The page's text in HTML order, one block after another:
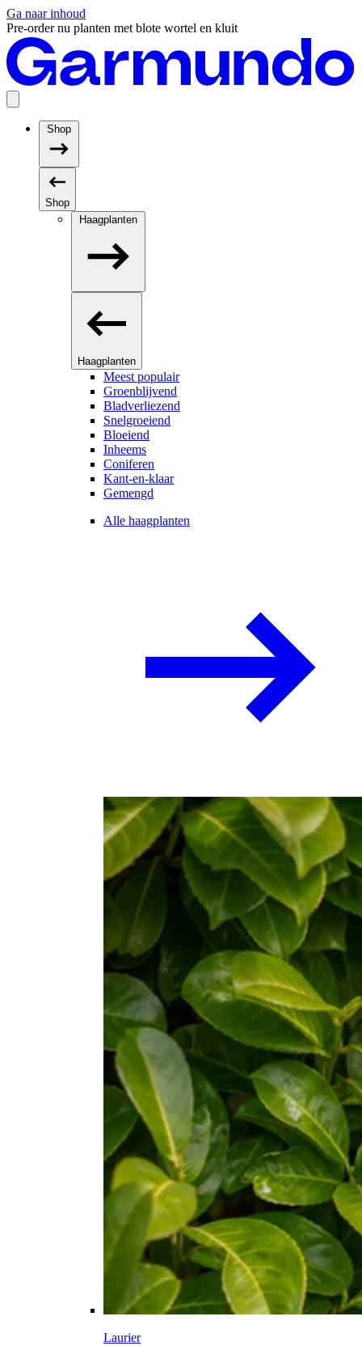
Ga naar inhoud
Pre-order nu planten met blote wortel en kluit
Shop
Shop
Haagplanten
Haagplanten
Meest populair
Groenblijvend
Bladverliezend
Snelgroeiend
Bloeiend
Inheems
Coniferen
Kant-en-klaar
Gemengd
Alle haagplanten
Laurier